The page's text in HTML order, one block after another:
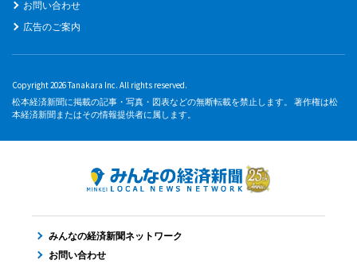
お問い合わせ
広告のご案内
Copyright 2026 Tanakara Inc. All rights reserved.
松本経済新聞に掲載の記事・写真・図表などの無断転載を禁止します。 著作権は松
本経済新聞またはその情報提供者に属します。
みんなの経済新聞ネットワーク
お問い合わせ